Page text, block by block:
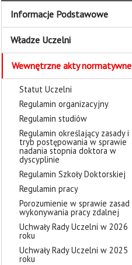
Informacje Podstawowe
Władze Uczelni
Wewnętrzne akty normatywne
Statut Uczelni
Regulamin organizacyjny
Regulamin studiów
Regulamin określający zasady i
tryb postępowania w sprawie
nadania stopnia doktora w
dyscyplinie
Regulamin Szkoły Doktorskiej
Regulamin pracy
Porozumienie w sprawie zasad
wykonywania pracy zdalnej
Uchwały Rady Uczelni w 2026
roku
Uchwały Rady Uczelni w 2025
roku